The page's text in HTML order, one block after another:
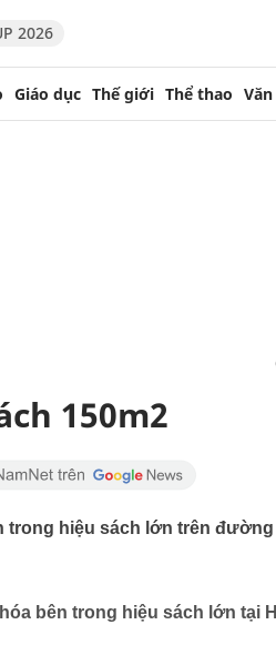
2026
Giáo dục Thế giới Thể thao
150m2
trong hiệu sách lớn trên
bên trong hiệu sách lớn tại